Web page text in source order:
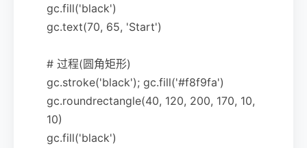
gc.fill('black')
gc.text(70, 65, 'Start')
# 过程(圆角矩形)
gc.stroke('black'); gc.fill('#f8f9fa')
gc.roundrectangle(40, 120, 200, 170, 10,
10)
gc.fill('black')